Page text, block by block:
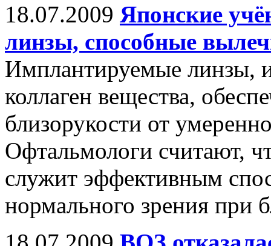
18.07.2009 Японские
линзы, способные
Имплантируемые линзы,
коллаген вещества,
близорукости от
Офтальмологи считают,
служит эффективным
нормального зрения при